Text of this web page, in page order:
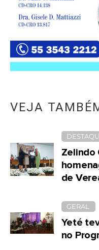
VEJA
Zelindo
de
GERAL
Yeté
no